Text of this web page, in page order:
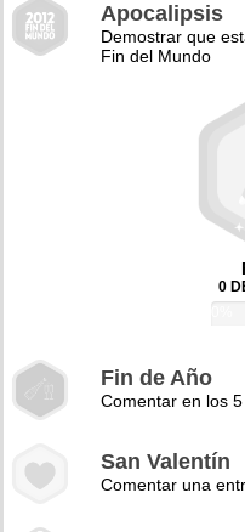
Apocalipsis
Demostrar que
Fin del Mundo
0
Fin de Año
Comentar en los
San Valentín
Comentar una